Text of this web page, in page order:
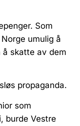
Som
umulig å
skatte av dem
propaganda.
som
burde Vestre